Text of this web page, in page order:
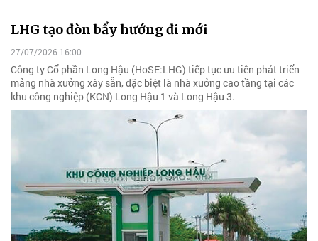
LHG tạo đòn bẩy hướng đi mới
27/07/2026 16:00
Công ty Cổ phần Long Hậu (HoSE:LHG) tiếp tục ưu tiên phát triển
mảng nhà xưởng xây sẵn, đặc biệt là nhà xưởng cao tầng tại các
khu công nghiệp (KCN) Long Hậu 1 và Long Hậu 3.